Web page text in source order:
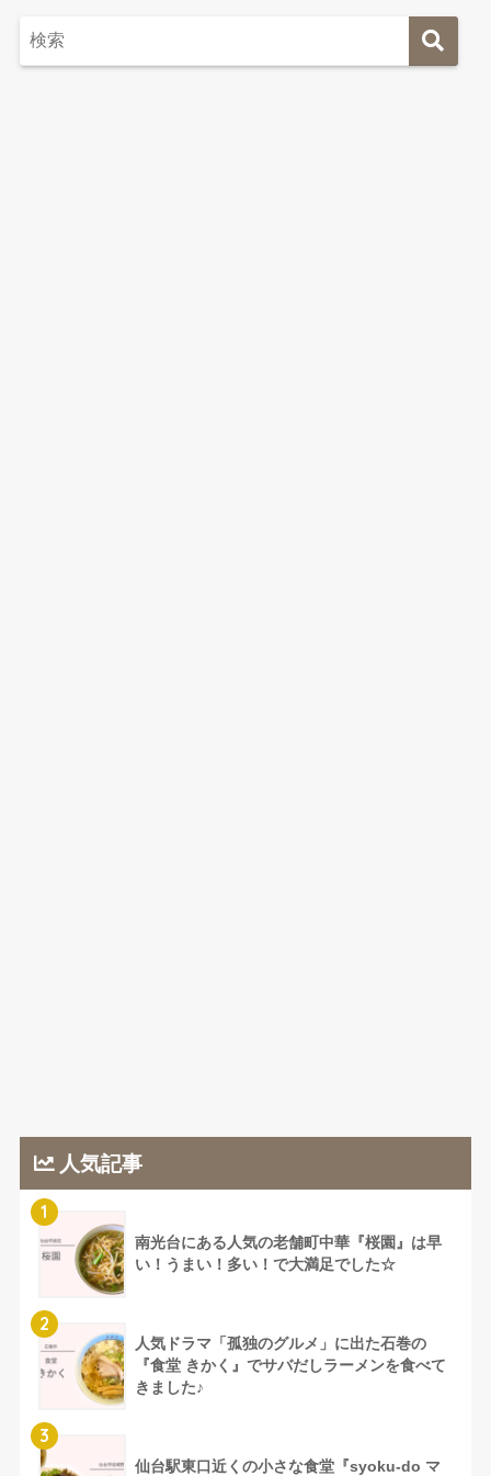
人気記事
1
南光台にある人気の老舗町中華『桜園』は早
い！うまい！多い！で大満足でした☆
2
人気ドラマ「孤独のグルメ」に出た石巻の
『食堂 きかく』でサバだしラーメンを食べて
きました♪
3
仙台駅東口近くの小さな食堂『syoku-do マ